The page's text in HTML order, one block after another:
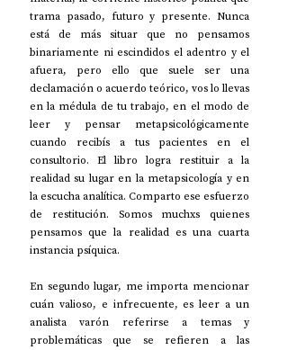
trama pasado, futuro y presente. Nunca
está de más situar que no pensamos
binariamente ni escindidos el adentro y el
afuera, pero ello que suele ser una
declamación o acuerdo teórico, vos lo llevas
en la médula de tu trabajo, en el modo de
leer y pensar metapsicológicamente
cuando recibís a tus pacientes en el
consultorio. El libro logra restituir a la
realidad su lugar en la metapsicología y en
la escucha analítica. Comparto ese esfuerzo
de restitución. Somos muchxs quienes
pensamos que la realidad es una cuarta
instancia psíquica.
En segundo lugar, me importa mencionar
cuán valioso, e infrecuente, es leer a un
analista varón referirse a temas y
problemáticas que se refieren a las